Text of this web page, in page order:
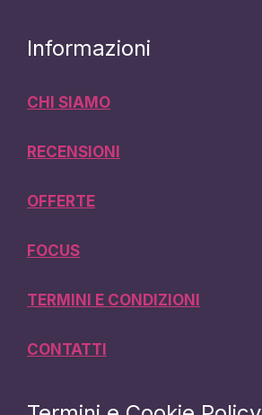
Informazioni
CHI SIAMO
RECENSIONI
OFFERTE
FOCUS
TERMINI E CONDIZIONI
CONTATTI